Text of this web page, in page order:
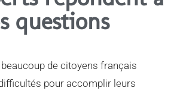
questions
beaucoup de citoyens français
pour accomplir leurs